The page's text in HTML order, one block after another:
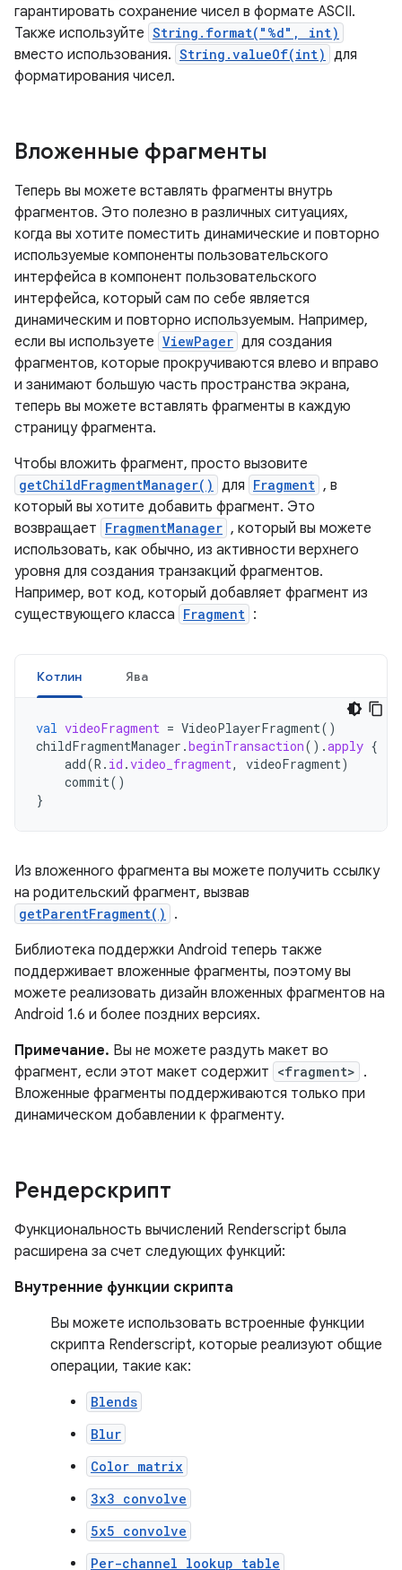
гарантировать сохранение чисел в формате ASCII.
Также используйте String.format("%d", int)
вместо использования. String.valueOf(int) для
форматирования чисел.
Вложенные фрагменты
Теперь вы можете вставлять фрагменты внутрь
фрагментов. Это полезно в различных ситуациях,
когда вы хотите поместить динамические и повторно
используемые компоненты пользовательского
интерфейса в компонент пользовательского
интерфейса, который сам по себе является
динамическим и повторно используемым. Например,
если вы используете ViewPager для создания
фрагментов, которые прокручиваются влево и вправо
и занимают большую часть пространства экрана,
теперь вы можете вставлять фрагменты в каждую
страницу фрагмента.
Чтобы вложить фрагмент, просто вызовите
getChildFragmentManager() для Fragment , в
который вы хотите добавить фрагмент. Это
возвращает FragmentManager , который вы можете
использовать, как обычно, из активности верхнего
уровня для создания транзакций фрагментов.
Например, вот код, который добавляет фрагмент из
существующего класса Fragment :
Котлин Ява
val videoFragment = VideoPlayerFragment()
childFragmentManager .beginTransaction().apply {
add(R . id .video_fragment, videoFragment)
commit()
}
Из вложенного фрагмента вы можете получить ссылку
на родительский фрагмент, вызвав
getParentFragment()
.
Библиотека поддержки Android теперь также
поддерживает вложенные фрагменты, поэтому вы
можете реализовать дизайн вложенных фрагментов на
Android 1.6 и более поздних версиях.
Примечание. Вы не можете раздуть макет во
фрагмент, если этот макет содержит <fragment> .
Вложенные фрагменты поддерживаются только при
динамическом добавлении к фрагменту.
Рендерскрипт
Функциональность вычислений Renderscript была
расширена за счет следующих функций:
Внутренние функции скрипта
Вы можете использовать встроенные функции
скрипта Renderscript, которые реализуют общие
операции, такие как:
Blends
Blur
Color matrix
3x3 convolve
5x5 convolve
Per-channel lookup table